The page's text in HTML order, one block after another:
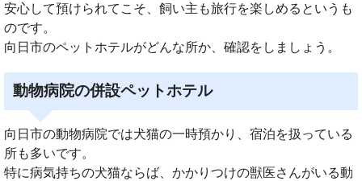
安心して預けられてこそ、飼い主も旅行を楽しめるというも
のです。
向日市のペットホテルがどんな所か、確認をしましょう。
動物病院の併設ペットホテル
向日市の動物病院では犬猫の一時預かり、宿泊を扱っている
所も多いです。
特に病気持ちの犬猫ならば、かかりつけの獣医さんがいる動